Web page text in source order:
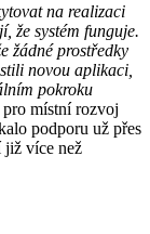
na realizaci
že systém funguje.
žádné prostředky
novou aplikaci,
pokroku
místní rozvoj
podporu už přes
již více než